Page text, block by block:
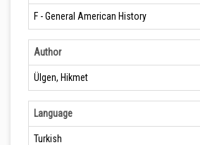
F - General American History
Author
Ülgen, Hikmet
Language
Turkish